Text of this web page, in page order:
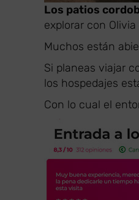
Los patios
explorar con
Muchos están
Si planeas viajar
los hospedajes
Con lo cual el